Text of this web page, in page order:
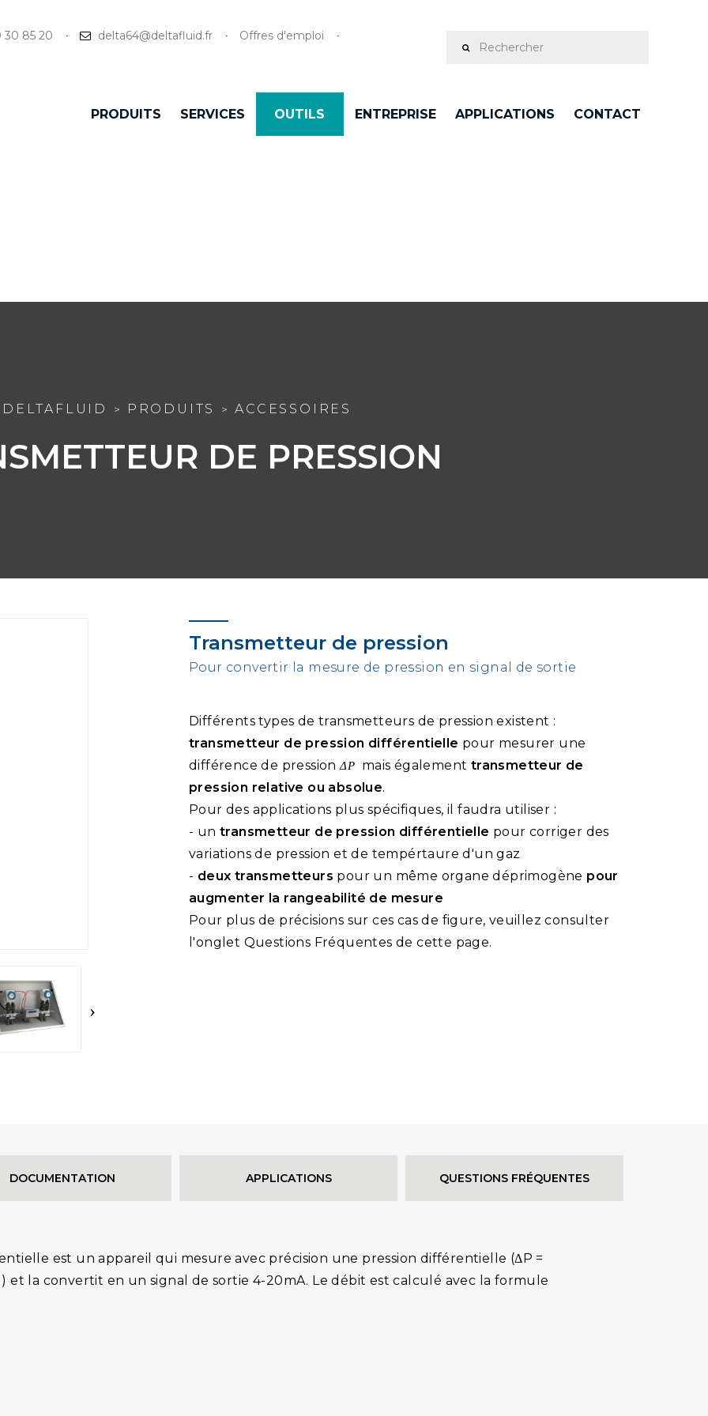
30 85 20 delta64@deltafluid.fr Offres d'emploi
PRODUITS SERVICES OUTILS ENTREPRISE APPLICATIONS CONTACT
DELTAFLUID PRODUITS ACCESSOIRES
DE PRESSION
Transmetteur de pression
Pour convertir la mesure de pression en signal de sortie
Différents types de transmetteurs de pression existent :
transmetteur de pression différentielle pour mesurer une
différence de pressionΔP mais également transmetteur de
pression relative ou absolue.
Pour des applications plus spécifiques, il faudra utiliser :
- un transmetteur de pression différentielle pour corriger des
variations de pression et de tempértaure d'un gaz
- deux transmetteurs pour un même organe déprimogène pour
augmenter la rangeabilité de mesure
Pour plus de précisions sur ces cas de figure, veuillez consulter
l'onglet Questions Fréquentes de cette page.
DOCUMENTATION APPLICATIONS QUESTIONS FRÉQUENTES
est un appareil qui mesure avec précision une pression différentielle (ΔP =
et la convertit en un signal de sortie 4-20mA. Le débit est calculé avec la formule